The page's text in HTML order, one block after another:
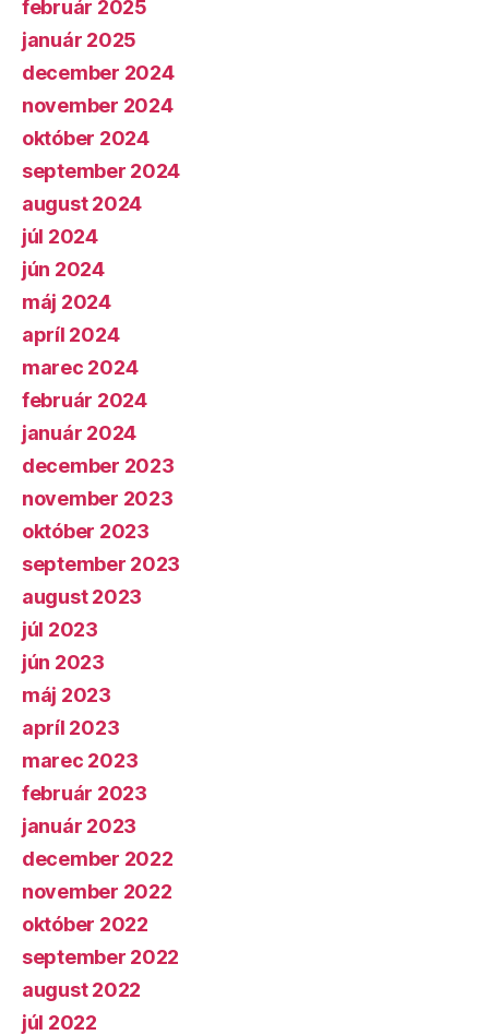
február 2025
január 2025
december 2024
november 2024
október 2024
september 2024
august 2024
júl 2024
jún 2024
máj 2024
apríl 2024
marec 2024
február 2024
január 2024
december 2023
november 2023
október 2023
september 2023
august 2023
júl 2023
jún 2023
máj 2023
apríl 2023
marec 2023
február 2023
január 2023
december 2022
november 2022
október 2022
september 2022
august 2022
júl 2022